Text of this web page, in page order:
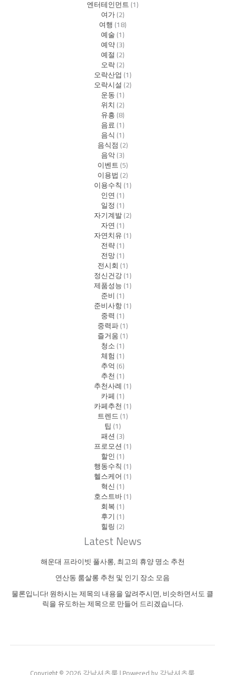
엔터테인먼트(1)
여가(2)
여행 (18)
예술(1)
예약(3)
예절 (2)
오락(2)
오락산업 (1)
오락시설 (2)
운동(1)
위치 (2)
유흥(8)
음료(1)
음식 (1)
음식점 (2)
음악(3)
이벤트(5)
이용법 (2)
이용수칙 (1)
인연(1)
일정 (1)
자기계발(2)
자연(1)
자연치유(1)
전략(1)
전망(1)
전시회 (1)
정신건강(1)
제품성능(1)
준비 (1)
준비사항(1)
중력 (1)
중력파(1)
즐거움(1)
청소(1)
체험 (1)
추억 (6)
추천(1)
추천사례 (1)
카페 (1)
카페추천(1)
트렌드(1)
팁 (1)
패션(3)
프로모션(1)
할인(1)
행동수칙 (1)
헬스케어 (1)
혁신(1)
호스트바(1)
회복(1)
후기 (1)
힐링 (2)
Latest News
해운대 프라이빗 풀사롱, 최고의 휴양 명소 추천
연산동 룸살롱 추천 및 인기 장소 모음
물론입니다! 원하시는 제목의 내용을 알려주시면, 비슷하면서도 클
릭을 유도하는 제목으로 만들어 드리겠습니다.